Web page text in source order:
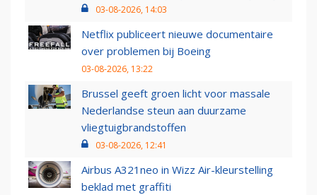
03-08-2026, 14:03
Netflix publiceert nieuwe documentaire
over problemen bij Boeing
03-08-2026, 13:22
Brussel geeft groen licht voor massale
Nederlandse steun aan duurzame
vliegtuigbrandstoffen
03-08-2026, 12:41
Airbus A321neo in Wizz Air-kleurstelling
beklad met graffiti